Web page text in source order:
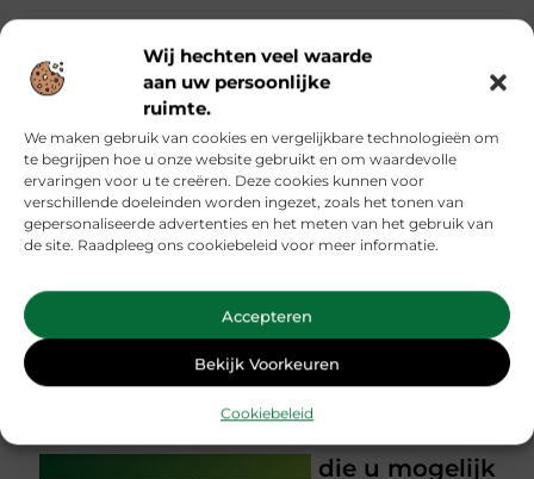
Wij hechten veel waarde
aan uw persoonlijke
ruimte.
We maken gebruik van cookies en vergelijkbare technologieën om
te begrijpen hoe u onze website gebruikt en om waardevolle
ervaringen voor u te creëren. Deze cookies kunnen voor
verschillende doeleinden worden ingezet, zoals het tonen van
gepersonaliseerde advertenties en het meten van het gebruik van
de site. Raadpleeg ons cookiebeleid voor meer informatie.
Accepteren
Bekijk Voorkeuren
Cookiebeleid
Lees verder »
Word lid van ons blogplatform!
Ben jij een gepassioneerde schrijver of een enthousiaste
lezer? Sluit je aan bij ons platform en deel je verhalen,
ideeën en inzichten met een breed publiek. Ontdek
inspirerende blogs en bouw mee aan een levendige
Meld je nu aan!
die u mogelijk